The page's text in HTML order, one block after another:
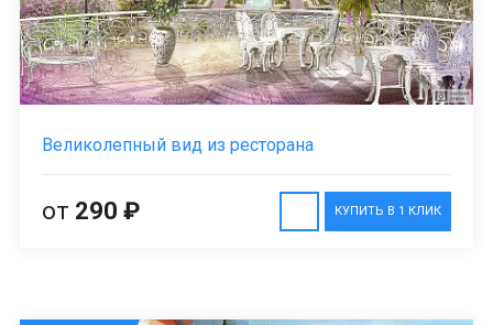
Великолепный вид из ресторана
КУПИТЬ В 1 КЛИК
от 290 ₽